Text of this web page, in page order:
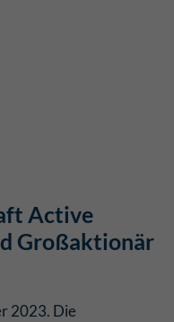
Active
Großaktionär
2023. Die